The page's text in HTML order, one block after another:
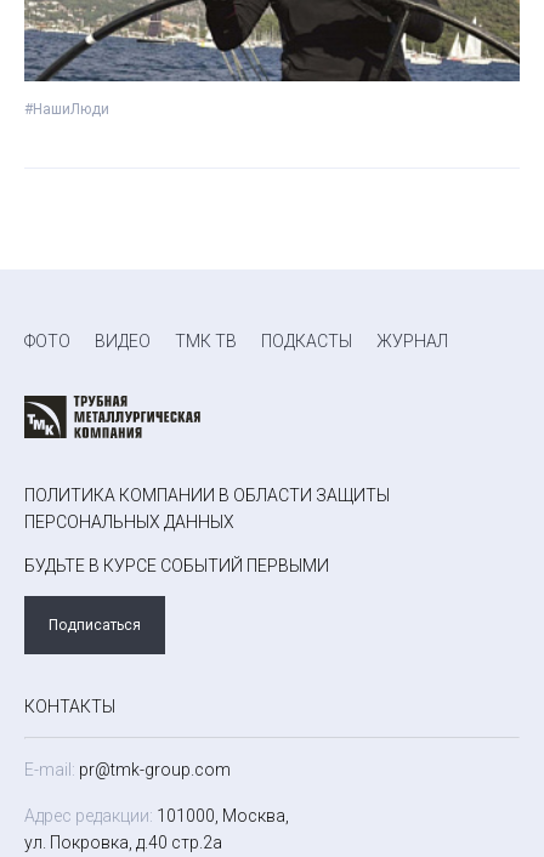
#НашиЛюди
ФОТО ВИДЕО ТМК ТВ ПОДКАСТЫ ЖУРНАЛ
ПОЛИТИКА КОМПАНИИ В ОБЛАСТИ ЗАЩИТЫ
ПЕРСОНАЛЬНЫХ ДАННЫХ
БУДЬТЕ В КУРСЕ СОБЫТИЙ ПЕРВЫМИ
Подписаться
КОНТАКТЫ
E-mail: pr@tmk-group.com
Адрес редакции: 101000, Москва,
ул. Покровка, д.40 стр.2а